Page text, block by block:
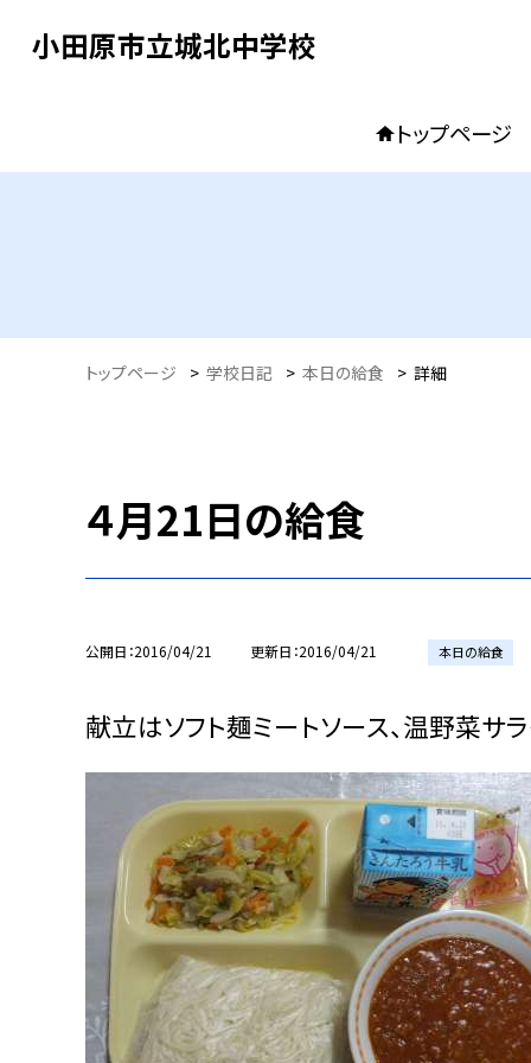
小田原市立城北中学校
トップページ
トップページ > 学校日記 > 本日の給食 > 詳細
４月21日の給食
公開日 2016/04/21 更新日 2016/04/21 本日の給食
献立はソフト麺ミートソース、温野菜サラ